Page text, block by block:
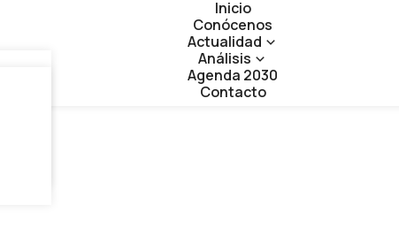
Inicio
Conócenos
Actualidad
Análisis
Agenda 2030
Contacto